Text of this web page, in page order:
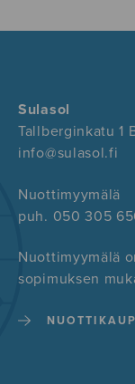
Sulasol
Tallberginkatu 1
info@sulasol.fi
Nuottimyymälä
puh. 050 305
Nuottimyymälä
sopimuksen